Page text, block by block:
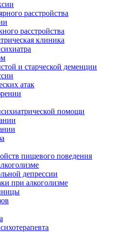
расстройства
расстройства
клиника
и старческой деменции
атак
помощи
пищевого поведения
депрессии
при алкоголизме